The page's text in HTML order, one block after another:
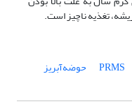
تغذیه ناچیز است.
PRMS حوضه‌آبریز